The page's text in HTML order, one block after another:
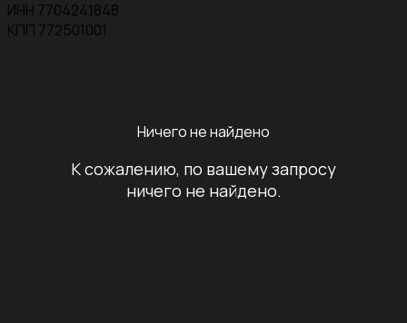
ИНН 7704241848
КПП 772501001
Ничего не найдено
К сожалению, по вашему запросу
ничего не найдено.